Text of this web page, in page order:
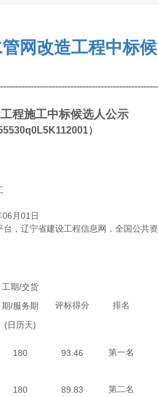
网改造工程中标候
程施工中标候选人公示
0L5K112001）
06 月 01 日
台 ， 辽宁省建设工程信息网 ， 全国公共资
工期/交货
期/服务期
(日历天)
评标得分 排名
180 93.46 第一名
180 89.83 第二名